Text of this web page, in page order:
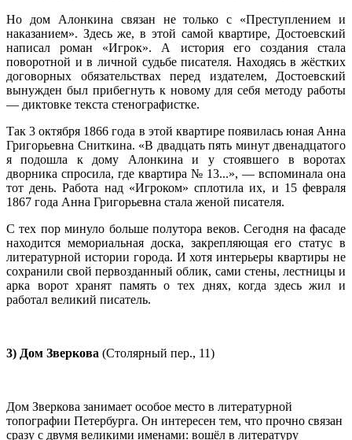
Но дом Алонкина связан не только с «Преступлением и
наказанием». Здесь же, в этой самой квартире, Достоевский
написал роман «Игрок». А история его создания стала
поворотной и в личной судьбе писателя. Находясь в жёстких
договорных обязательствах перед издателем, Достоевский
вынужден был прибегнуть к новому для себя методу работы
— диктовке текста стенографистке.
Так 3 октября 1866 года в этой квартире появилась юная Анна
Григорьевна Сниткина. «В двадцать пять минут двенадцатого
я подошла к дому Алонкина и у стоявшего в воротах
дворника спросила, где квартира № 13...», — вспоминала она
тот день. Работа над «Игроком» сплотила их, и 15 февраля
1867 года Анна Григорьевна стала женой писателя.
С тех пор минуло больше полутора веков. Сегодня на фасаде
находится мемориальная доска, закрепляющая его статус в
литературной истории города. И хотя интерьеры квартиры не
сохранили свой первозданный облик, сами стены, лестницы и
арка ворот хранят память о тех днях, когда здесь жил и
работал великий писатель.
3) Дом Зверкова (Столярный пер., 11)
Дом Зверкова занимает особое место в литературной
топографии Петербурга. Он интересен тем, что прочно связан
сразу с двумя великими именами: вошёл в литературу